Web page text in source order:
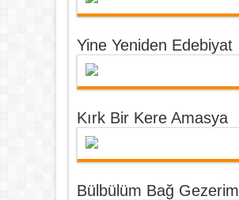
Yine Yeniden Edebiyat
Kırk Bir Kere Amasya
Bülbülüm Bağ Gezerim